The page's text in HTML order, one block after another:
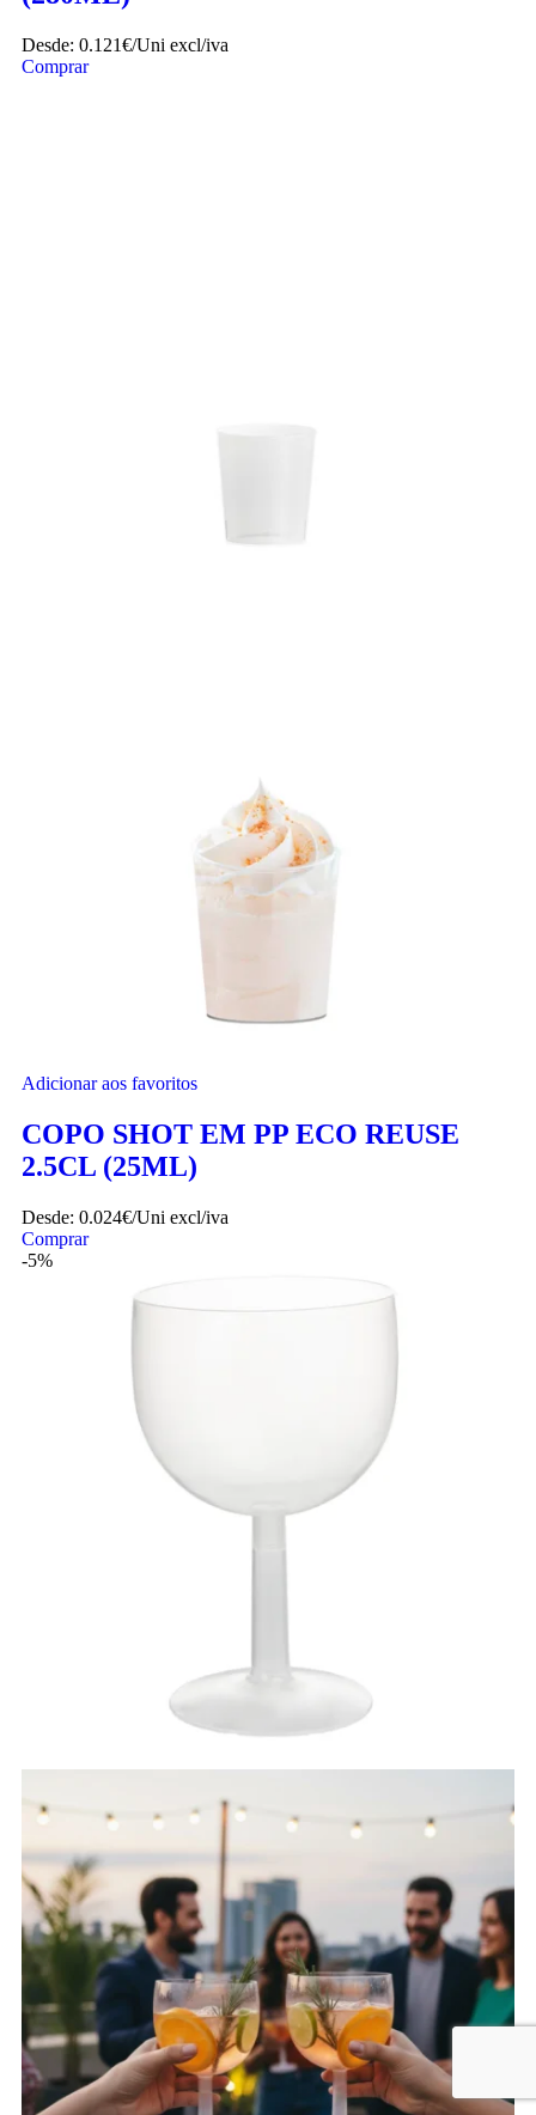
Desde: 0.121€/Uni excl/iva
Comprar
Adicionar aos favoritos
COPO SHOT EM PP ECO REUSE
2.5CL (25ML)
Desde: 0.024€/Uni excl/iva
Comprar
-5%